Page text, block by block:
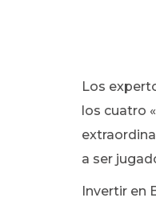
Los
los cuatro
a ser
Invertir en